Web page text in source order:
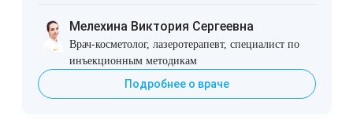
Мелехина Виктория Сергеевна
Врач-косметолог, лазеротерапевт, специалист по
инъекционным методикам
Подробнее о враче